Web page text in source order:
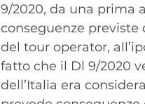
9/2020, da una prima
conseguenze previste
del tour operator,
fatto che il Dl 9/2020
dell’Italia era